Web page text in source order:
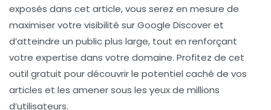
exposés dans cet article, vous serez en mesure de
maximiser votre visibilité sur Google Discover et
d’atteindre un public plus large, tout en renforçant
votre expertise dans votre domaine. Profitez de cet
outil gratuit pour découvrir le potentiel caché de vos
articles et les amener sous les yeux de millions
d’utilisateurs.